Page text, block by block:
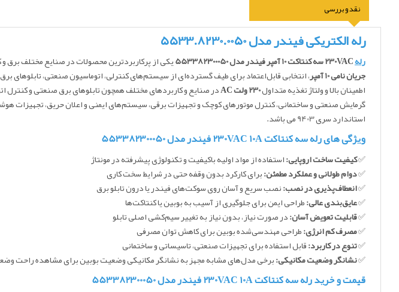
نقد و بررسی
رله الکتریکی فیندر مدل 5533.8230.0050
رله یکی از پرکاربردترین محصولات در صنایع مختلف برق و
جریان نامی 10 آمپر
، انتخابی قابل‌اعتماد برای طیف گسترده‌ای از سیستم‌های کنترلی، اتوماسیون صنعتی،
اطمینان بالا و ولتاژ تغذیه متداول230 ولت AC
در صنایع و کاربردهای مختلف همچون تابلوهای برق صنعتی و کنترل
گرمایش صنعتی و ساختمانی، کنترل موتورهای کوچک و تجهیزات برقی، سیستم‌های ایمنی و اعلان حریق، تجهیزات
استاندارد سری 9403 می باشد.
ویژگی های رله سه کنتاکت 230VAC 10A فیندر مدل 553382300050
✅کیفیت ساخت اروپایی:استفاده از مواد اولیه باکیفیت و تکنولوژی پیشرفته در مونتاژ
✅دوام طولانی و عملکرد مطمئن:برای کارکرد بدون وقفه حتی در شرایط سخت کاری
✅انعطاف‌پذیری در نصب:نصب سریع و آسان روی سوکت‌های فیندر یا درون تابلو برق
✅عایق‌بندی عالی:طراحی ایمن برای جلوگیری از آسیب به بوبین یا کنتاکت‌ها
✅قابلیت تعویض آسان:در صورت نیاز، بدون نیاز به تغییر سیم‌کشی اصلی تابلو
✅مصرف کم انرژی:طراحی مهندسی‌شده بوبین برای کاهش توان مصرفی
✅تنوع در کاربرد:قابل استفاده برای تجهیزات صنعتی، تاسیساتی و ساختمانی
✅نشانگر وضعیت مکانیکی:برخی مدل‌های مشابه مجهز به نشانگر مکانیکی وضعیت بوبین برای مشاهده راحت
قیمت و خرید رله سه کنتاکت 230VAC 10A فیندر مدل 553382300050